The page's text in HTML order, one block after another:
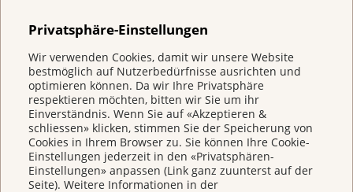
Privatsphäre-Einstellungen
Wir verwenden Cookies, damit wir unsere Website
bestmöglich auf Nutzerbedürfnisse ausrichten und
optimieren können. Da wir Ihre Privatsphäre
respektieren möchten, bitten wir Sie um ihr
Einverständnis. Wenn Sie auf «Akzeptieren &
schliessen» klicken, stimmen Sie der Speicherung von
Cookies in Ihrem Browser zu. Sie können Ihre Cookie-
Einstellungen jederzeit in den «Privatsphären-
Einstellungen» anpassen (Link ganz zuunterst auf der
Seite). Weitere Informationen in der
Grösse des Tumors oder der Metastasen
erkennen.
Nach den Untersuchungen wissen Sie, ob ein
Hirntumor oder Hirnmetastasen vorliegen
oder nicht.
Auswirkungen auf psychische, soziale und
kognitive Funktionen
Fragen Sie nach
Sie können jederzeit Fragen zur Wahl der
Behandlung stellen. Mögliche Fragen sind:
Wie viel Erfahrung hat das
Behandlungsteam bei der Behandlung
von Hirntumoren? Die Erfahrung kann
den Krankheitsverlauf und die
Medikamentöse Tumortherapien
Strahlentherapie (Radiotherapie)
Operationen bei Krebs